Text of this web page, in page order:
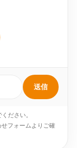
送信
ださい。
フォームよりご確